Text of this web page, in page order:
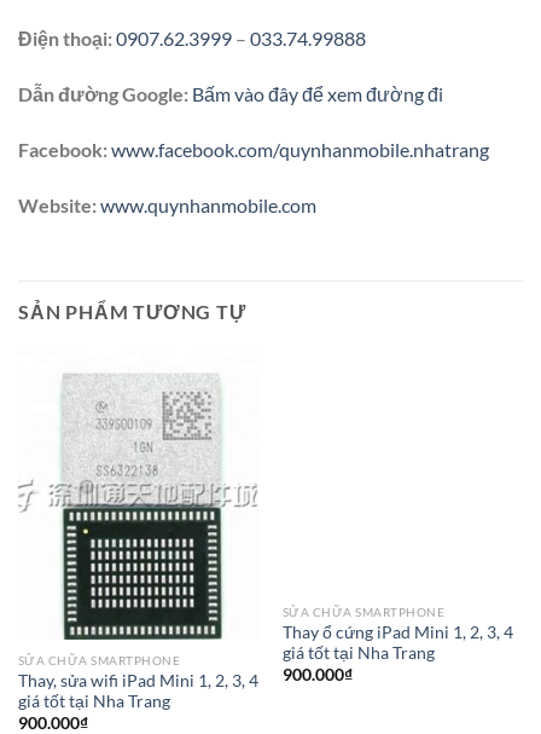
Điện thoại:0907.62.3999 – 033.74.99888
Dẫn đường Google: Bấm vào đây để xem đường đi
Facebook:www.facebook.com/quynhanmobile.nhatrang
Website:www.quynhanmobile.com
SẢN PHẨM TƯƠNG TỰ
SỬA CHỮA SMARTPHONE
Thay, sửa wifi iPad Mini 1, 2, 3, 4
giá tốt tại Nha Trang
900.000₫
SỬA CHỮA SMARTPHONE
Thay ổ cứng iPad Mini 1, 2, 3, 4
giá tốt tại Nha Trang
900.000₫